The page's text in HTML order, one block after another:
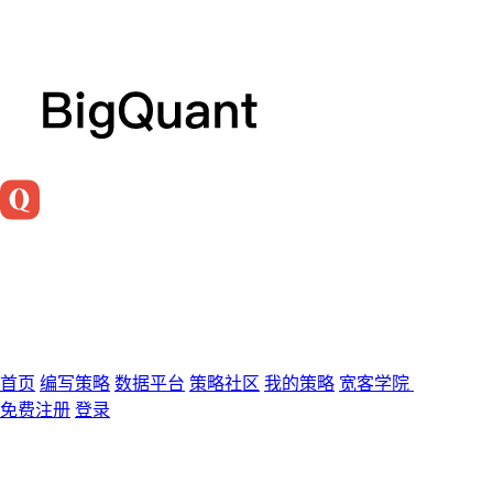
首页 编写策略 数据平台 策略社区 我的策略 宽客学院
免费注册 登录